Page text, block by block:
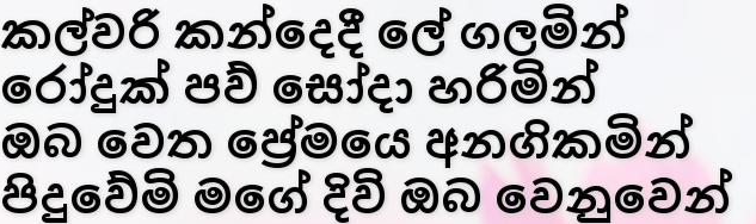
කල්වරි කන්දෙදී ලේ ගලමින්
රෝදුක් පව් සෝදා හරිමින්
ඔබ වෙත ප්‍රේමයෙ අනගිකමින්
පිදුවේමි මගේ දිවි ඔබ වෙනුවෙන්